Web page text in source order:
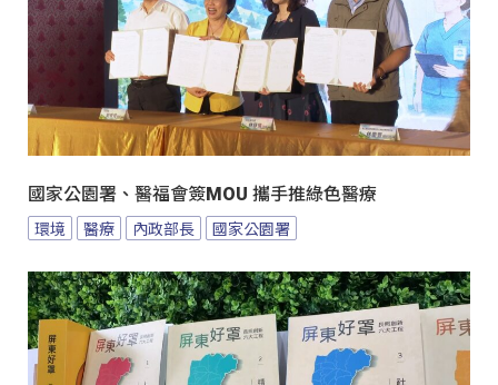
國家公園署、醫福會簽MOU 攜手推綠色醫療
環境 醫療 內政部長 國家公園署